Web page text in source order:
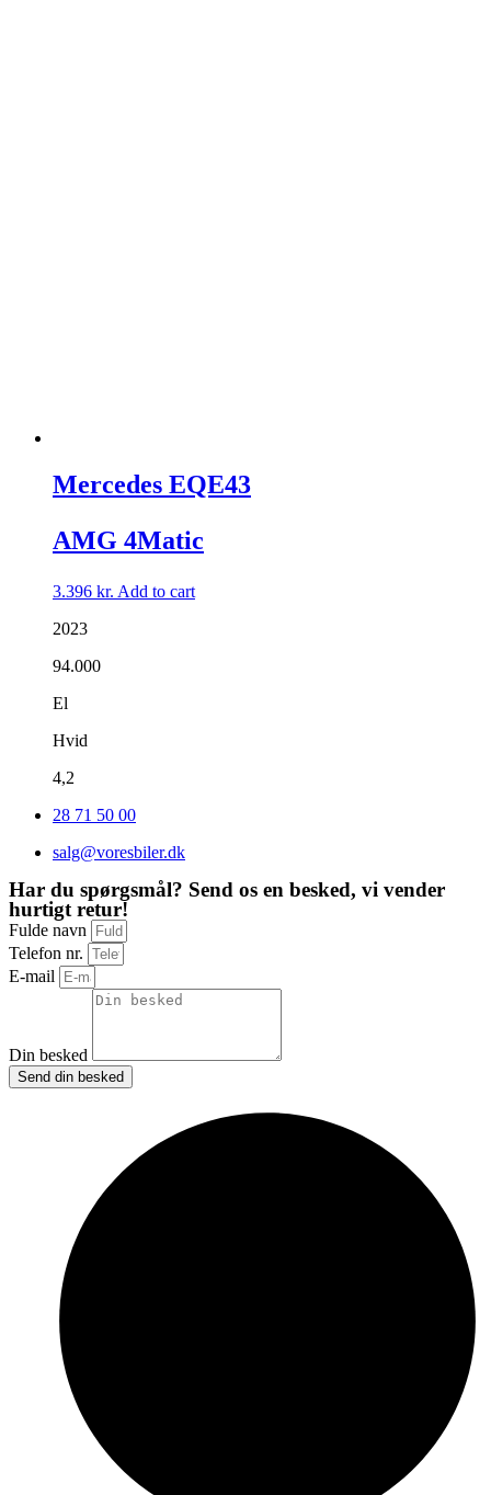
Mercedes EQE43
AMG 4Matic
3.396 kr. Add to cart
2023
94.000
El
Hvid
4,2
28 71 50 00
salg@voresbiler.dk
Har du spørgsmål? Send os en besked, vi vender
hurtigt retur!
Fulde navn
Telefon nr.
E-mail
Din besked
Send din besked